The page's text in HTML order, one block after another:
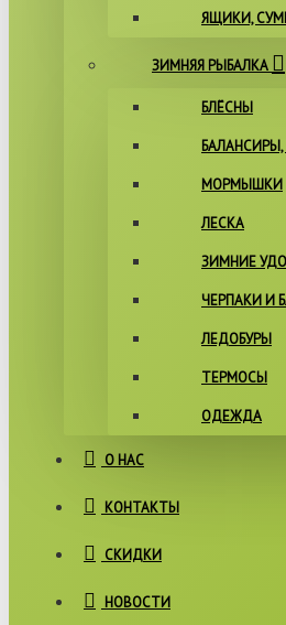
ЯЩИКИ,
ЗИМНЯЯ РЫБАЛКА
БЛЁСНЫ
МОРМЫШКИ
ЛЕСКА
ЗИМНИЕ
ЧЕРПАКИ И
ЛЕДОБУРЫ
ТЕРМОСЫ
ОДЕЖДА
О НАС
КОНТАКТЫ
СКИДКИ
НОВОСТИ